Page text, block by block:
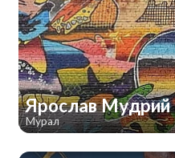
Ярослав Мудрий
Мурал